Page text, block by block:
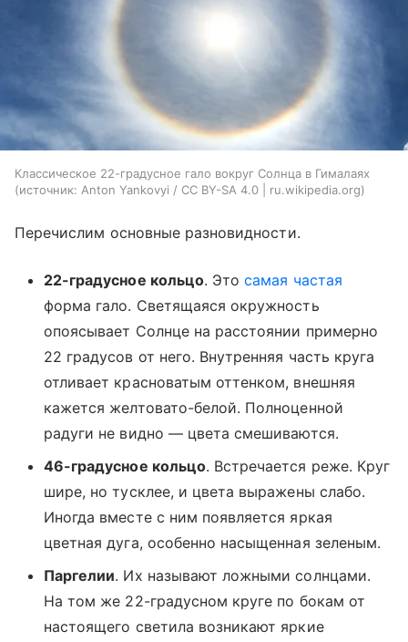
Классическое 22-градусное гало вокруг Солнца в Гималаях
источник: Anton Yankovyi / CC BY-SA 4.0 | ru.wikipedia.org
Перечислим основные разновидности.
22-градусное кольцо. Этосамая частая
форма гало. Светящаяся окружность
опоясывает Солнце на расстоянии примерно
22 градусов от него. Внутренняя часть круга
отливает красноватым оттенком, внешняя
кажется желтовато-белой. Полноценной
радуги не видно — цвета смешиваются.
46-градусное кольцо. Встречается реже. Круг
шире, но тусклее, и цвета выражены слабо.
Иногда вместе с ним появляется яркая
цветная дуга, особенно насыщенная зеленым.
Паргелии. Их называют ложными солнцами.
На том же 22-градусном круге по бокам от
настоящего светила возникают яркие